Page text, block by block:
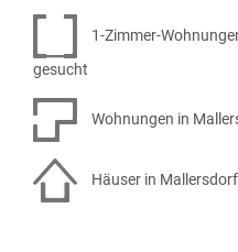
1-Zimmer-
gesucht
Wohnungen in
Häuser in